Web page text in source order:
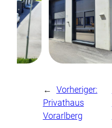
←
Vorheriger:
Privathaus
Vorarlberg